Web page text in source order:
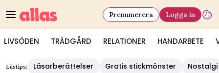
LIVSÖDEN TRÄDGÅRD RELATIONER HANDARBETE
Prenumerera Logga in
Lästips: Läsarberättelser Gratis stickmönster Nostalgi